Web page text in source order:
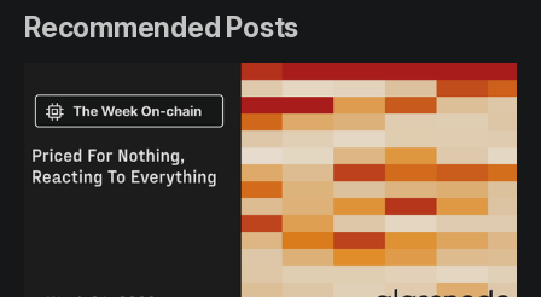
Recommended Posts